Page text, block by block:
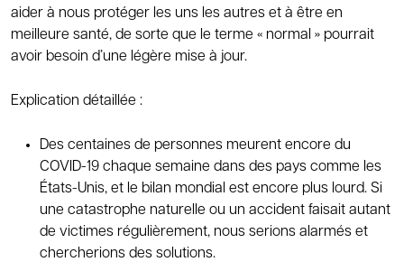
aider à nous protéger les uns les autres et à être en
meilleure santé, de sorte que le terme « normal » pourrait
avoir besoin d’une légère mise à jour.
Explication détaillée :
Des centaines de personnes meurent encore du
COVID-19 chaque semaine dans des pays comme les
États-Unis, et le bilan mondial est encore plus lourd. Si
une catastrophe naturelle ou un accident faisait autant
de victimes régulièrement, nous serions alarmés et
chercherions des solutions.